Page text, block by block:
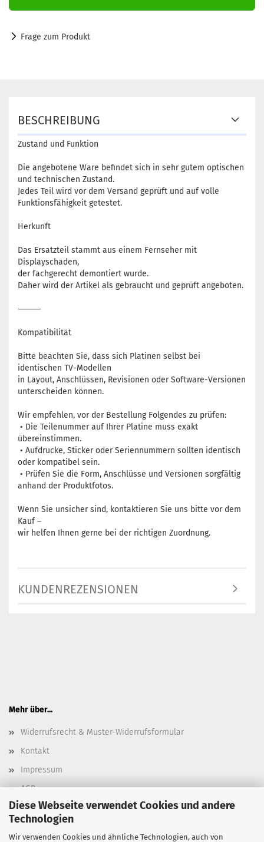
Diese Webseite verwendet Cookies und andere
Technologien
Wir verwenden Cookies und ähnliche Technologien, auch von
Frage zum Produkt
BESCHREIBUNG
Zustand und Funktion
Die angebotene Ware befindet sich in sehr gutem optischen
und technischen Zustand.
Jedes Teil wird vor dem Versand geprüft und auf volle
Funktionsfähigkeit getestet.
Herkunft
Das Ersatzteil stammt aus einem Fernseher mit
Displayschaden,
der fachgerecht demontiert wurde.
Daher wird der Artikel als gebraucht und geprüft angeboten.
⸻
Kompatibilität
Bitte beachten Sie, dass sich Platinen selbst bei
identischen TV-Modellen
in Layout, Anschlüssen, Revisionen oder Software-Versionen
unterscheiden können.
Wir empfehlen, vor der Bestellung Folgendes zu prüfen:
• Die Teilenummer auf Ihrer Platine muss exakt
übereinstimmen.
• Aufdrucke, Sticker oder Seriennummern sollten identisch
oder kompatibel sein.
• Prüfen Sie die Form, Anschlüsse und Versionen sorgfältig
anhand der Produktfotos.
Wenn Sie unsicher sind, kontaktieren Sie uns bitte vor dem
Kauf –
wir helfen Ihnen gerne bei der richtigen Zuordnung.
KUNDENREZENSIONEN
Mehr über...
Widerrufsrecht & Muster-Widerrufsformular
Kontakt
Impressum
AGB
Datenschutz
Versand- & Zahlungsbedingungen